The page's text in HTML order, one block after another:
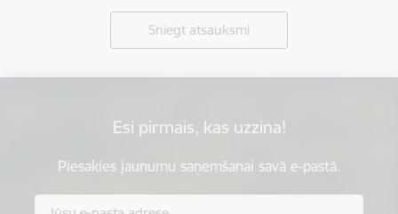
Sniegt atsauksmi
Esi pirmais, kas uzzina!
Piesakies jaunumu saņemšanai savā e-pastā.